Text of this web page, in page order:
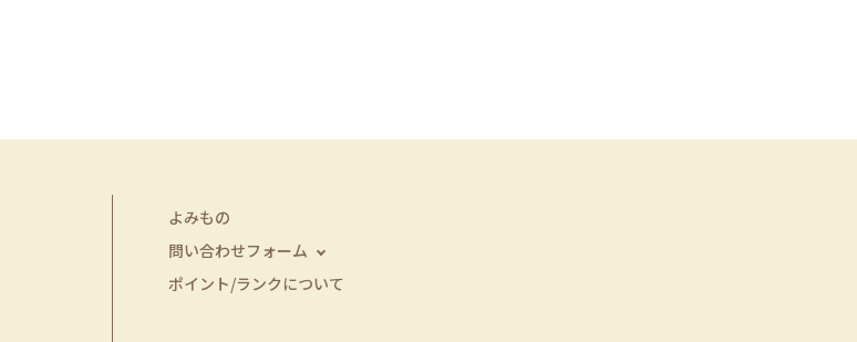
よみもの
問い合わせフォーム
ポイント/ランクについて